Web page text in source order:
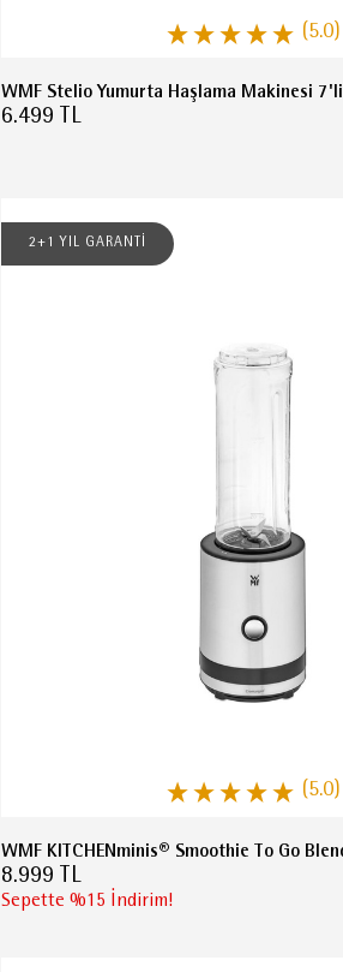
(5.0)
WMF Stelio Yumurta Haşlama Makinesi 7'li
6.499 TL
2+1 YIL GARANTİ
(5.0)
WMF KITCHENminis® Smoothie To Go
8.999 TL
Sepette %15 İndirim!